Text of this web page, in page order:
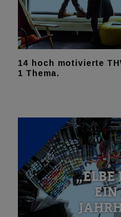
14 hoch motivierte
1 Thema.
„ELBE
EIN